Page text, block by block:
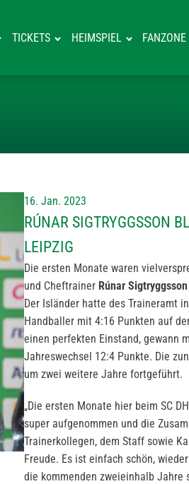
TICKETS HEIMSPIEL FANZONE
16. Jan. 2023
RÚNAR SIGTRYGGSSON
LEIPZIG
Die ersten Monate waren
und Cheftrainer Rúnar Sigtryggsson
Der Isländer hatte des Traineramt
Handballer mit 4:16 Punkten auf
einen perfekten Einstand, gewann
Jahreswechsel 12:4 Punkte. Die
um zwei weitere Jahre fortgeführt.
„Die ersten Monate hier beim SC
super aufgenommen und die
Trainerkollegen, dem Staff sowie
Freude. Es ist einfach schön,
die kommenden zweieinhalb